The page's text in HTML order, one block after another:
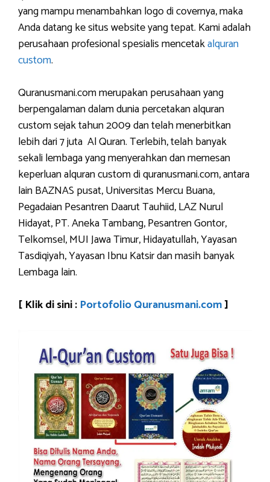
yang mampu menambahkan logo di covernya, maka
Anda datang ke situs website yang tepat. Kami adalah
perusahaan profesional spesialis mencetakalquran
custom.
Quranusmani.com merupakan perusahaan yang
berpengalaman dalam dunia percetakan alquran
custom sejak tahun 2009 dan telah menerbitkan
lebih dari 7 juta Al Quran. Terlebih, telah banyak
sekali lembaga yang menyerahkan dan memesan
keperluan alquran custom di quranusmani.com, antara
lain BAZNAS pusat, Universitas Mercu Buana,
Pegadaian Pesantren Daarut Tauhiid, LAZ Nurul
Hidayat, PT. Aneka Tambang, Pesantren Gontor,
Telkomsel, MUI Jawa Timur, Hidayatullah, Yayasan
Tasdiqiyah, Yayasan Ibnu Katsir dan masih banyak
Lembaga lain.
[ Klik di sini : Portofolio Quranusmani.com]